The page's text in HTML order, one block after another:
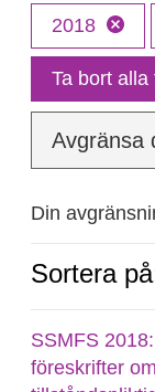
2018
Ta bort alla
Avgränsa
Din
Sortera
SSMFS
föreskrifter